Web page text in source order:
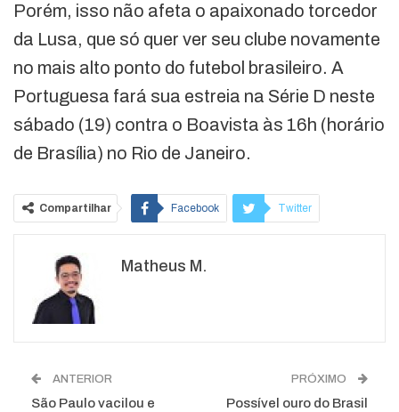
Porém, isso não afeta o apaixonado torcedor
da Lusa, que só quer ver seu clube novamente
no mais alto ponto do futebol brasileiro. A
Portuguesa fará sua estreia na Série D neste
sábado (19) contra o Boavista às 16h (horário
de Brasília) no Rio de Janeiro.
Compartilhar Facebook Twitter
WhatsApp
Matheus M.
ANTERIOR
São Paulo vacilou e
PRÓXIMO
Possível ouro do Brasil